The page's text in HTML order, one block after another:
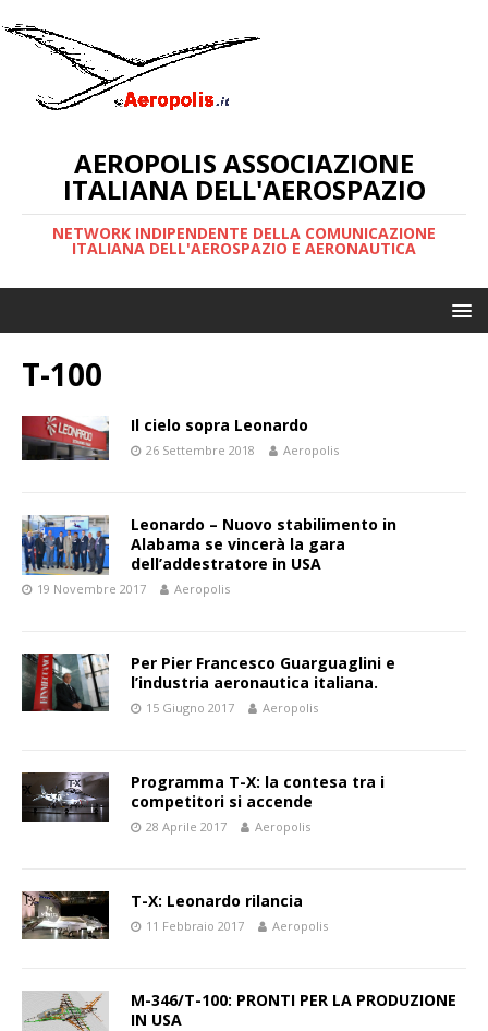
AEROPOLIS ASSOCIAZIONE
ITALIANA DELL'AEROSPAZIO
NETWORK INDIPENDENTE DELLA COMUNICAZIONE
ITALIANA DELL'AEROSPAZIO E AERONAUTICA
T-100
Il cielo sopra Leonardo
26 Settembre 2018 Aeropolis
Leonardo – Nuovo stabilimento in
Alabama se vincerà la gara
dell’addestratore in USA
19 Novembre 2017 Aeropolis
Per Pier Francesco Guarguaglini e
l’industria aeronautica italiana.
15 Giugno 2017 Aeropolis
Programma T-X: la contesa tra i
competitori si accende
28 Aprile 2017 Aeropolis
T-X: Leonardo rilancia
11 Febbraio 2017 Aeropolis
M-346/T-100: PRONTI PER LA PRODUZIONE
IN USA